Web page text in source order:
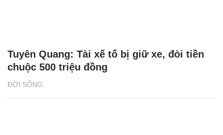
ĐỜI SỐNG
Tuyên Quang: Tài xế tố bị giữ xe, đòi tiền
chuộc 500 triệu đồng